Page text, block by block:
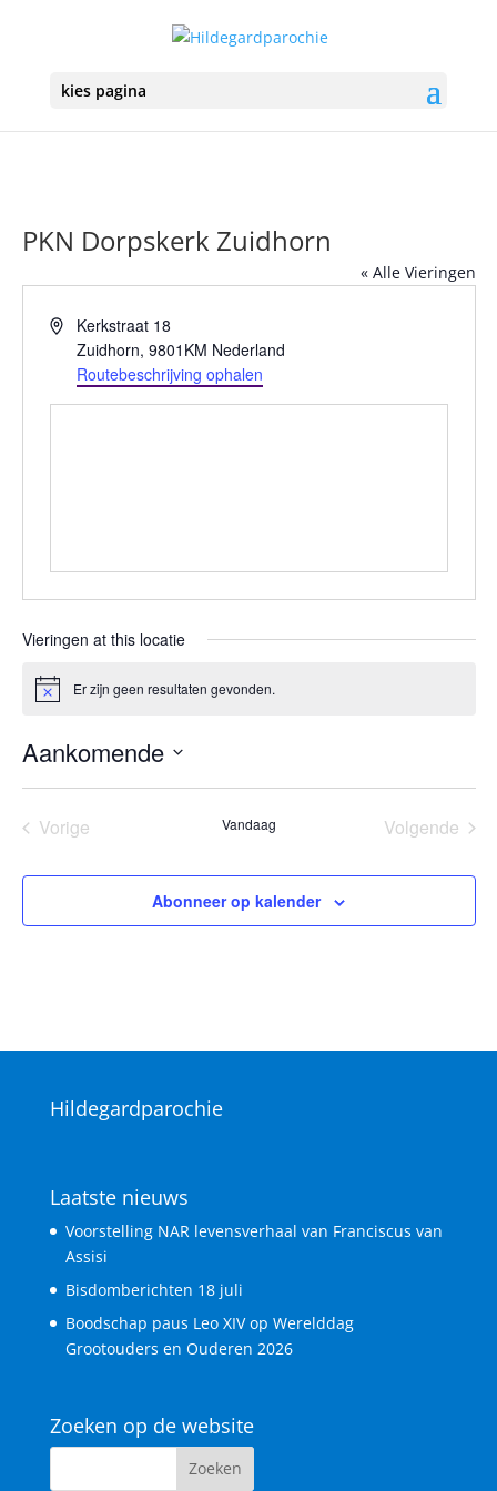
kies pagina
PKN Dorpskerk Zuidhorn
« Alle Vieringen
AdresKerkstraat 18
Zuidhorn, 9801KM Nederland
Routebeschrijving ophalen
Vieringen at this locatie
BerichtEr zijn geen resultaten gevonden.
Aankomende
datum.
Vorige
Vandaag
Volgende
Abonneer op kalender
Hildegardparochie
Laatste nieuws
Voorstelling NAR levensverhaal van Franciscus van
Assisi
Bisdomberichten 18 juli
Boodschap paus Leo XIV op Werelddag
Grootouders en Ouderen 2026
Zoeken op de website